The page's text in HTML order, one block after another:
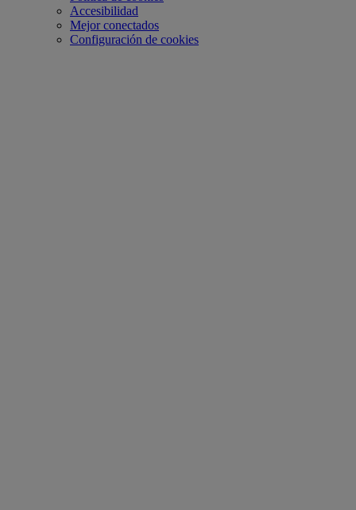
Accesibilidad
Mejor conectados
Configuración de cookies